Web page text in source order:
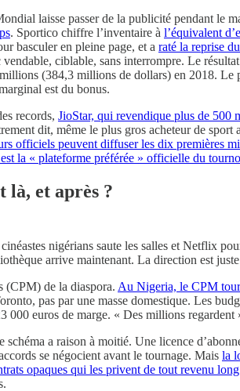
laisse passer de la publicité pendant le
. Sportico chiffre l’inventaire à l’équivalent
basculer en pleine page, et a raté la reprise
ciblable, sans interrompre. Le
(384,3 millions de dollars) en 2018. Le
est du bonus.
records, JioStar, qui revendique plus de 500
dit, même le plus gros acheteur de sport
officiels peuvent diffuser les dix premières
la « plateforme préférée » officielle du
là, et après ?
nigérians saute les salles et Netflix
arrive maintenant. La direction est
(CPM) de la diaspora. Au Nigeria, le CPM
pas par une masse domestique. Les
000 euros de marge. « Des millions
schéma a raison à moitié. Une licence
se négocient avant le tournage. Mais la
opaques qui les privent de tout revenu